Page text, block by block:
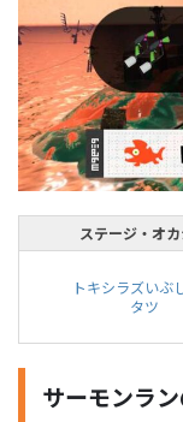
ステージ・オ
トキシラズいぶ
タツ
サーモンラ